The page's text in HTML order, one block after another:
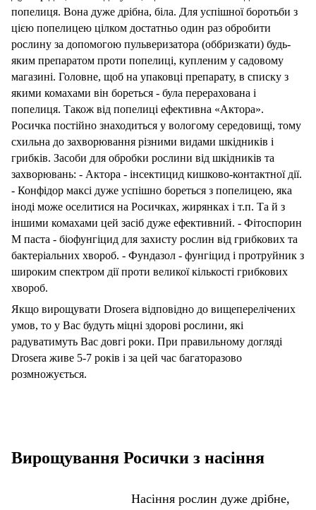
попелиця. Вона дуже дрібна, біла. Для успішної боротьби з
цією попелицею цілком достатньо один раз обробити
рослину за допомогою пульверизатора (оббризкати) будь-
яким препаратом проти попелиці, купленим у садовому
магазині. Головне, щоб на упаковці препарату, в списку з
якими комахами він бореться - була перерахована і
попелиця. Також від попелиці ефективна «Актора».
Росичка постійно знаходиться у вологому середовищі, тому
схильна до захворювання різними видами шкідників і
грибків. Засоби для обробки рослини від шкідників та
захворювань: - Актора - інсектицид кишково-контактної дії.
- Конфідор максі дуже успішно бореться з попелицею, яка
іноді може оселитися на Росичках, жирянках і т.п. Та й з
іншими комахами цей засіб дуже ефективний. - Фітоспорин
М паста - біофунгіцид для захисту рослин від грибкових та
бактеріальних хвороб. - Фундазол - фунгіцид і протруйник з
широким спектром дії проти великої кількості грибкових
хвороб.
Якщо вирощувати Drosera відповідно до вищеперелічених
умов, то у Вас будуть міцні здорові рослини, які
радуватимуть Вас довгі роки. При правильному догляді
Drosera живе 5-7 років і за цей час багаторазово
розмножується.
Вирощування Росички з насіння
Насіння рослин дуже дрібне,